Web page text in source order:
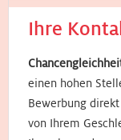
Ihre
einen hohen
Bewerbung
von Ihrem